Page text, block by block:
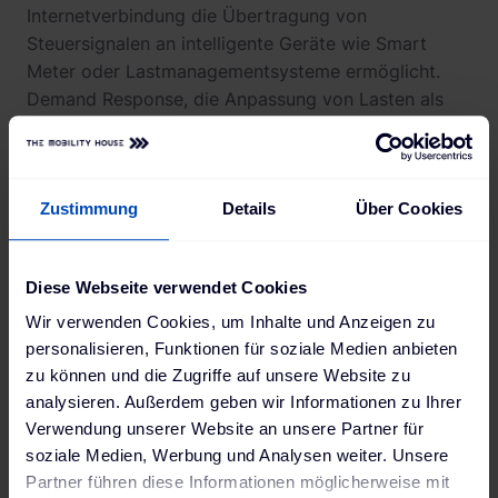
Zustimmung Details Über Cookies
Diese Webseite verwendet Cookies
Wir verwenden Cookies, um Inhalte und Anzeigen zu
personalisieren, Funktionen für soziale Medien anbieten
zu können und die Zugriffe auf unsere Website zu
analysieren. Außerdem geben wir Informationen zu Ihrer
Verwendung unserer Website an unsere Partner für
soziale Medien, Werbung und Analysen weiter. Unsere
Partner führen diese Informationen möglicherweise mit
Internetverbindung die Übertragung von
Steuersignalen an intelligente Geräte wie Smart
Meter oder Lastmanagementsysteme ermöglicht.
Demand Response, die Anpassung von Lasten als
Reaktion auf die aktuelle Stromnachfrage, gilt als
unerlässlich für die Stabilisierung der
dass es unmittelbar mit einzelnen Verbrauchern oder
Abnahmestellen kommuniziert.
Kommunikationsprotokoll in gewissen Gebieten wie
etwa im Netzgebiet Hamburg und Norderstedt zum
Pflichtstandard wird.
Im Gegensatz zur etablierten Rundsteuer-
Technologie, mit der ein Signal über die
Stromleitungen ins gesamte Netzgebiet geschickt